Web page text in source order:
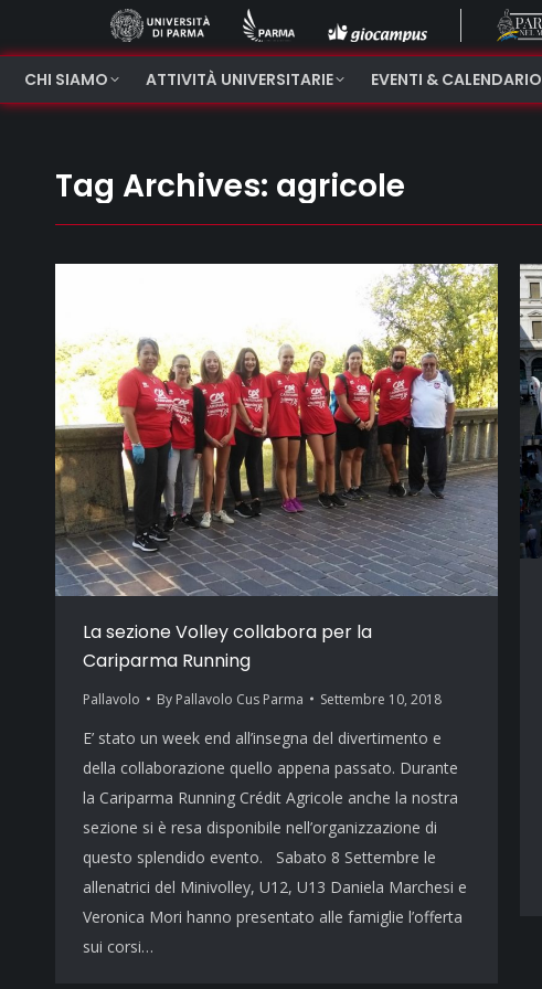
CHI SIAMO ATTIVITÀ UNIVERSITARIE EVENTI & CALENDARIO
Tag Archives: agricole
La sezione Volley collabora per la
Cariparma Running
Pallavolo By Pallavolo Cus Parma Settembre 10, 2018
E’ stato un week end all’insegna del divertimento e
della collaborazione quello appena passato. Durante
la Cariparma Running Crédit Agricole anche la nostra
sezione si è resa disponibile nell’organizzazione di
questo splendido evento. Sabato 8 Settembre le
allenatrici del Minivolley, U12, U13 Daniela Marchesi e
Veronica Mori hanno presentato alle famiglie l’offerta
sui corsi…